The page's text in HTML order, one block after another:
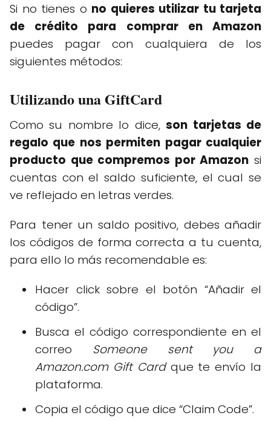
Si no tienes o no quieres utilizar tu tarjeta
de crédito para comprar en Amazon
puedes pagar con cualquiera de los
siguientes métodos:
Utilizando una GiftCard
Como su nombre lo dice,son tarjetas de
regalo que nos permiten pagar cualquier
producto que compremos por Amazon si
cuentas con el saldo suficiente, el cual se
ve reflejado en letras verdes.
Para tener un saldo positivo, debes añadir
los códigos de forma correcta a tu cuenta,
para ello lo más recomendable es:
Hacer click sobre el botón “Añadir el
código”.
Busca el código correspondiente en el
correo Someone sent you a
Amazon.com Gift Cardque te envío la
plataforma.
Copia el código que dice “Claim Code”.